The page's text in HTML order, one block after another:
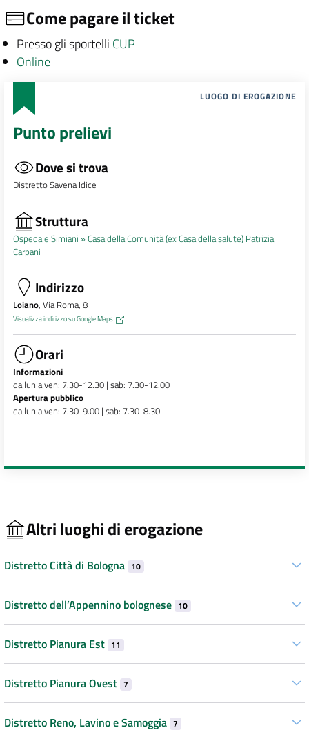
Come pagare il ticket
Presso gli sportelli CUP
Online
LUOGO DI EROGAZIONE
Punto prelievi
Dove si trova
Distretto Savena Idice
Struttura
Ospedale Simiani »Casa della Comunità (ex Casa della salute) Patrizia
Carpani
Indirizzo
Loiano, Via Roma, 8
Visualizza indirizzo su Google Maps
Orari
Informazioni
da lun a ven: 7.30-12.30 | sab: 7.30-12.00
Apertura pubblico
da lun a ven: 7.30-9.00 | sab: 7.30-8.30
Altri luoghi di erogazione
Distretto Città di Bologna 10
Distretto dell’Appennino bolognese 10
Distretto Pianura Est 11
Distretto Pianura Ovest 7
Distretto Reno, Lavino e Samoggia 7